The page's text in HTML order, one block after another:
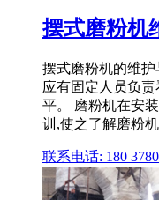
摆式磨粉机
摆式磨粉机的维
应有固定人员负
平。 磨粉机在安
训,使之了解磨粉
联系电话: 180 3780